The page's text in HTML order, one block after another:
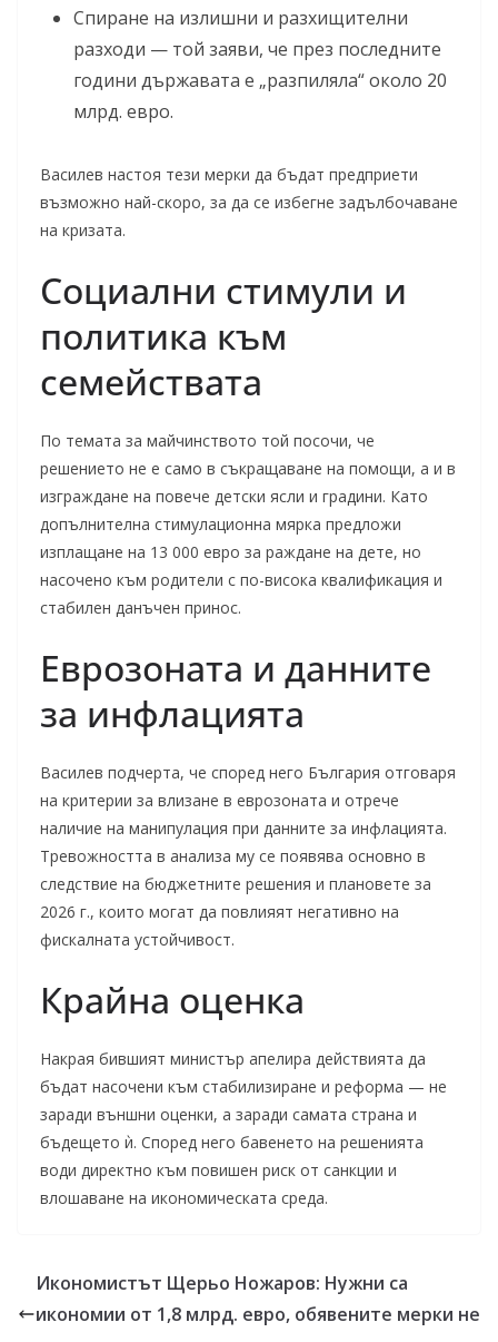
Спиране на излишни и разхищителни
разходи — той заяви, че през последните
години държавата е „разпиляла“ около 20
млрд. евро.
Василев настоя тези мерки да бъдат предприети
възможно най-скоро, за да се избегне задълбочаване
на кризата.
Социални стимули и
политика към
семействата
По темата за майчинството той посочи, че
решението не е само в съкращаване на помощи, а и в
изграждане на повече детски ясли и градини. Като
допълнителна стимулационна мярка предложи
изплащане на 13 000 евро за раждане на дете, но
насочено към родители с по-висока квалификация и
стабилен данъчен принос.
Еврозоната и данните
за инфлацията
Василев подчерта, че според него България отговаря
на критерии за влизане в еврозоната и отрече
наличие на манипулация при данните за инфлацията.
Тревожността в анализа му се появява основно в
следствие на бюджетните решения и плановете за
2026 г., които могат да повлияят негативно на
фискалната устойчивост.
Крайна оценка
Накрая бившият министър апелира действията да
бъдат насочени към стабилизиране и реформа — не
заради външни оценки, а заради самата страна и
бъдещето ѝ. Според него бавенето на решенията
води директно към повишен риск от санкции и
влошаване на икономическата среда.
Икономистът Щерьо Ножаров: Нужни са
икономии от 1,8 млрд. евро, обявените мерки не